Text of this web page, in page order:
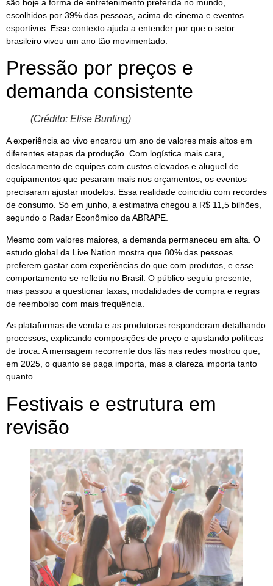
são hoje a forma de entretenimento preferida no mundo,
escolhidos por 39% das pessoas, acima de cinema e eventos
esportivos. Esse contexto ajuda a entender por que o setor
brasileiro viveu um ano tão movimentado.
Pressão por preços e
demanda consistente
(Crédito: Elise Bunting)
A experiência ao vivo encarou um ano de valores mais altos em
diferentes etapas da produção. Com logística mais cara,
deslocamento de equipes com custos elevados e aluguel de
equipamentos que pesaram mais nos orçamentos, os eventos
precisaram ajustar modelos. Essa realidade coincidiu com recordes
de consumo. Só em junho, a estimativa chegou a R$ 11,5 bilhões,
segundo o Radar Econômico da ABRAPE.
Mesmo com valores maiores, a demanda permaneceu em alta. O
estudo global da Live Nation mostra que 80% das pessoas
preferem gastar com experiências do que com produtos, e esse
comportamento se refletiu no Brasil. O público seguiu presente,
mas passou a questionar taxas, modalidades de compra e regras
de reembolso com mais frequência.
As plataformas de venda e as produtoras responderam detalhando
processos, explicando composições de preço e ajustando políticas
de troca. A mensagem recorrente dos fãs nas redes mostrou que,
em 2025, o quanto se paga importa, mas a clareza importa tanto
quanto.
Festivais e estrutura em
revisão